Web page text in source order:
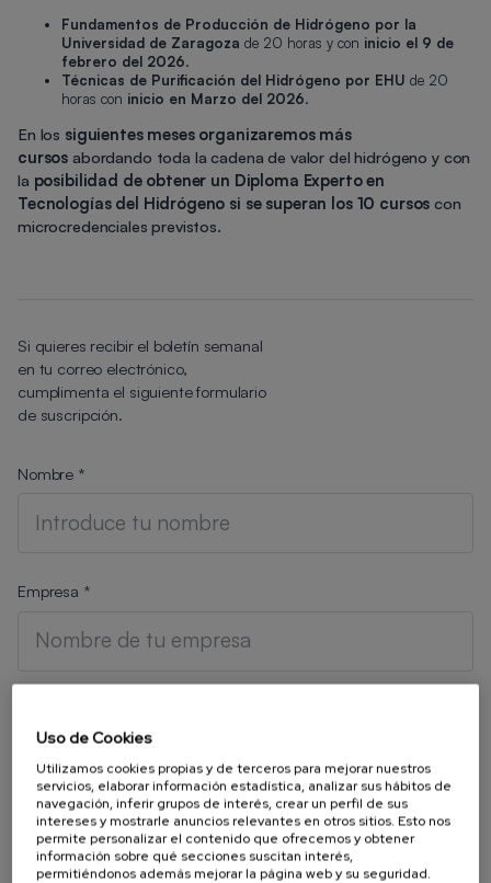
Fundamentos de Producción de Hidrógeno por la
Universidad de Zaragoza de 20 horas y con inicio el 9 de
febrero del 2026.
Técnicas de Purificación del Hidrógeno por EHU de 20
horas con inicio en Marzo del 2026.
En los siguientes meses organizaremos más
cursos abordando toda la cadena de valor del hidrógeno y con
la posibilidad de obtener un Diploma Experto en
Tecnologías del Hidrógeno si se superan los 10 cursos con
microcredenciales previstos.
Si quieres recibir el boletín semanal
en tu correo electrónico,
cumplimenta el siguiente formulario
de suscripción.
Nombre *
Empresa *
Email *
Uso de Cookies
Utilizamos cookies propias y de terceros para mejorar nuestros
servicios, elaborar información estadística, analizar sus hábitos de
navegación, inferir grupos de interés, crear un perfil de sus
intereses y mostrarle anuncios relevantes en otros sitios. Esto nos
permite personalizar el contenido que ofrecemos y obtener
información sobre qué secciones suscitan interés,
permitiéndonos además mejorar la página web y su seguridad.